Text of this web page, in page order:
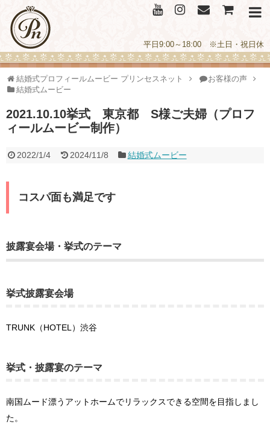
平日9:00～18:00 ※土日・祝日休
結婚式プロフィールムービー プリンセスネット
お客様の声
結婚式ムービー
2021.10.10挙式 東京都 S様ご夫婦（プロフ
ィールムービー制作）
2022/1/4 2024/11/8 結婚式ムービー
コスパ面も満足です
披露宴会場・挙式のテーマ
挙式披露宴会場
TRUNK（HOTEL）渋谷
挙式・披露宴のテーマ
南国ムード漂うアットホームでリラックスできる空間を目指しまし
た。